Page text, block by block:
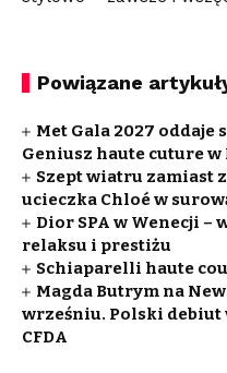
Powiązane
Met Gala 2027 oddaje
Geniusz haute cuture
Szept wiatru zamiast
ucieczka Chloé w
Dior SPA w Wenecji –
relaksu i prestiżu
Schiaparelli haute
Magda Butrym na
wrześniu. Polski
CFDA